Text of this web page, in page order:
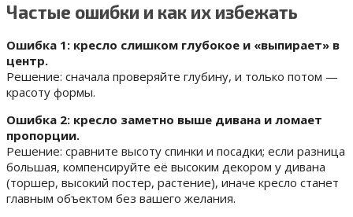
Частые ошибки и как их избежать
Ошибка 1: кресло слишком глубокое и «выпирает» в
центр.
Решение: сначала проверяйте глубину, и только потом —
красоту формы.
Ошибка 2: кресло заметно выше дивана и ломает
пропорции.
Решение: сравните высоту спинки и посадки; если разница
большая, компенсируйте её высоким декором у дивана
(торшер, высокий постер, растение), иначе кресло станет
главным объектом без вашего желания.